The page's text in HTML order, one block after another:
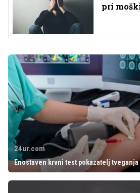
pri
24ur.com
Enostaven krvni test pokazatelj tveganja